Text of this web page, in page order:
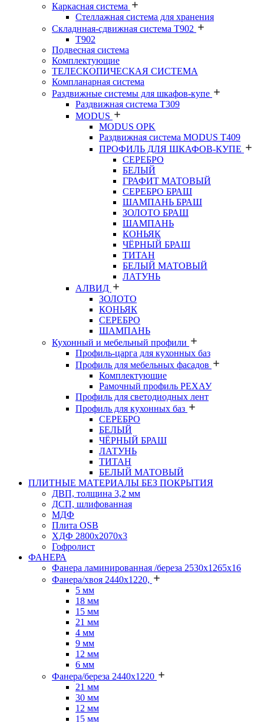
Каркасная система
Стеллажная система для хранения
Складнная-сдвижная система Т902
T902
Подвесная система
Комплектующие
ТЕЛЕСКОПИЧЕСКАЯ СИСТЕМА
Компланарная система
Раздвижные системы для шкафов-купе
Раздвижная система Т309
MODUS
MODUS OPK
Раздвижная система MODUS T409
ПРОФИЛЬ ДЛЯ ШКАФОВ-КУПЕ
СЕРЕБРО
БЕЛЫЙ
ГРАФИТ МАТОВЫЙ
СЕРЕБРО БРАШ
ШАМПАНЬ БРАШ
ЗОЛОТО БРАШ
ШАМПАНЬ
КОНЬЯК
ЧЁРНЫЙ БРАШ
ТИТАН
БЕЛЫЙ МАТОВЫЙ
ЛАТУНЬ
АЛВИД
ЗОЛОТО
КОНЬЯК
СЕРЕБРО
ШАМПАНЬ
Кухонный и мебельный профили
Профиль-царга для кухонных баз
Профиль для мебельных фасадов
Комплектующие
Рамочный профиль РЕХАУ
Профиль для светодиодных лент
Профиль для кухонных баз
СЕРЕБРО
БЕЛЫЙ
ЧЁРНЫЙ БРАШ
ЛАТУНЬ
ТИТАН
БЕЛЫЙ МАТОВЫЙ
ПЛИТНЫЕ МАТЕРИАЛЫ БЕЗ ПОКРЫТИЯ
ДВП, толщина 3,2 мм
ДСП, шлифованная
МДФ
Плита OSB
ХДФ 2800х2070х3
Гофролист
ФАНЕРА
Фанера ламинированная /береза 2530х1265х16
Фанера/хвоя 2440х1220,
5 мм
18 мм
15 мм
21 мм
4 мм
9 мм
12 мм
6 мм
Фанера/береза 2440х1220
21 мм
30 мм
12 мм
15 мм